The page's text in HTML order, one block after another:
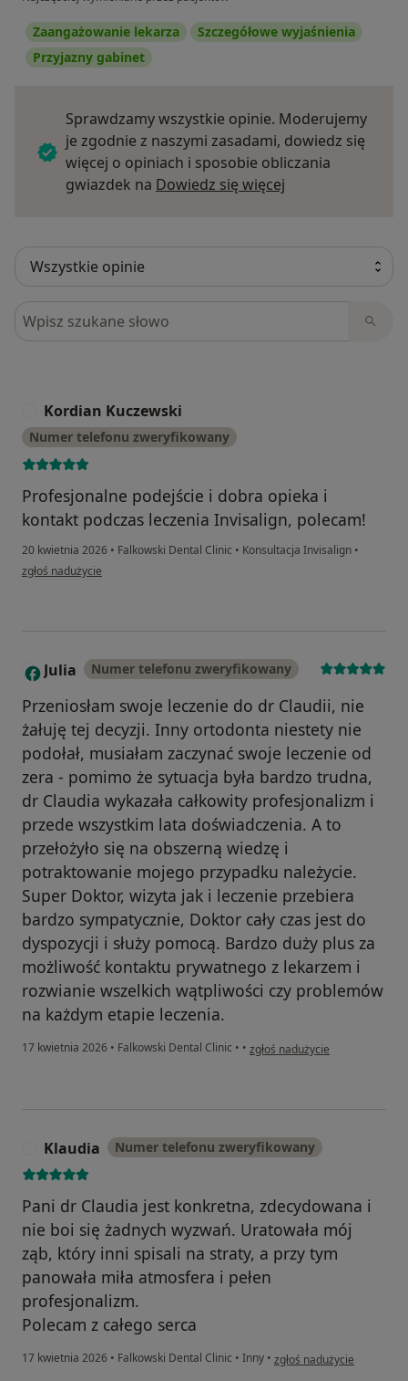
Zaangażowanie lekarza
Szczegółowe wyjaśnienia
Przyjazny gabinet
Sprawdzamy wszystkie opinie. Moderujemy
je zgodnie z naszymi zasadami, dowiedz się
więcej o opiniach i sposobie obliczania
gwiazdek na Dowiedz się więcej
Szukaj w opiniach
Kordian Kuczewski
Numer telefonu zweryfikowany
Profesjonalne podejście i dobra opieka i
kontakt podczas leczenia Invisalign, polecam!
20 kwietnia 2026 • Falkowski Dental Clinic • Konsultacja Invisalign •
w opinii użytkownika Kordian Kuczewski
zgłoś nadużycie
J Julia Numer telefonu zweryfikowany
Przeniosłam swoje leczenie do dr Claudii, nie
żałuję tej decyzji. Inny ortodonta niestety nie
podołał, musiałam zaczynać swoje leczenie od
zera - pomimo że sytuacja była bardzo trudna,
dr Claudia wykazała całkowity profesjonalizm i
przede wszystkim lata doświadczenia. A to
przełożyło się na obszerną wiedzę i
potraktowanie mojego przypadku należycie.
Super Doktor, wizyta jak i leczenie przebiera
bardzo sympatycznie, Doktor cały czas jest do
dyspozycji i służy pomocą. Bardzo duży plus za
możliwość kontaktu prywatnego z lekarzem i
rozwianie wszelkich wątpliwości czy problemów
na każdym etapie leczenia.
17 kwietnia 2026 • Falkowski Dental Clinic • • w opinii użytkownika Julia
zgłoś nadużycie
Klaudia Numer telefonu zweryfikowany
Pani dr Claudia jest konkretna, zdecydowana i
nie boi się żadnych wyzwań. Uratowała mój
ząb, który inni spisali na straty, a przy tym
panowała miła atmosfera i pełen
profesjonalizm.
Polecam z całego serca
17 kwietnia 2026 • Falkowski Dental Clinic • Inny • w opinii użytkownika
zgłoś nadużycie